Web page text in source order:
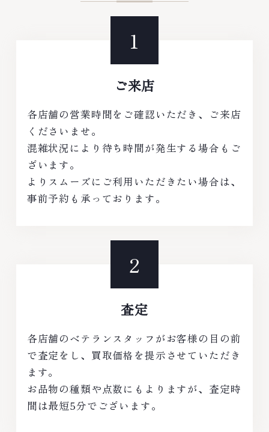
ご来店
各店舗の営業時間をご確認いただき、ご来店
くださいませ。
混雑状況により待ち時間が発生する場合もご
ざいます。
よりスムーズにご利用いただきたい場合は、
事前予約も承っております。
査定
各店舗のベテランスタッフがお客様の目の前
で査定をし、買取価格を提示させていただき
ます。
お品物の種類や点数にもよりますが、査定時
間は最短5分でございます。